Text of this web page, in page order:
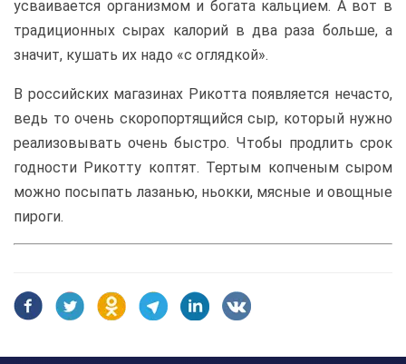
усваивается организмом и богата кальцием. А вот в
традиционных сырах калорий в два раза больше, а
значит, кушать их надо «с оглядкой».
В российских магазинах Рикотта появляется нечасто,
ведь то очень скоропортящийся сыр, который нужно
реализовывать очень быстро. Чтобы продлить срок
годности Рикотту коптят. Тертым копченым сыром
можно посыпать лазанью, ньокки, мясные и овощные
пироги.